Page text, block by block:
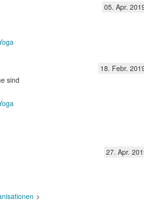
05. Apr.
18. Febr.
sind
27. Apr.